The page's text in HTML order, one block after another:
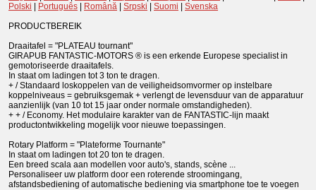
Polski
Português Română Srpski Suomi
Svenska
PRODUCTBEREIK
Draaitafel = "PLATEAU tournant"
GIRAPUB FANTASTIC-MOTORS ® is een erkende Europese specialist in
gemotoriseerde draaitafels.
In staat om ladingen tot 3 ton te dragen.
+ / Standaard loskoppelen van de veiligheidsomvormer op instelbare
koppelniveaus = gebruiksgemak + verlengt de levensduur van de apparatuur
aanzienlijk (van 10 tot 15 jaar onder normale omstandigheden).
+ + / Economy. Het modulaire karakter van de FANTASTIC-lijn maakt
productontwikkeling mogelijk voor nieuwe toepassingen.
Rotary Platform = "Plateforme Tournante"
In staat om ladingen tot 20 ton te dragen.
Een breed scala aan modellen voor auto's, stands, scène ...
Personaliseer uw platform door een roterende stroomingang,
afstandsbediening of automatische bediening via smartphone toe te voegen